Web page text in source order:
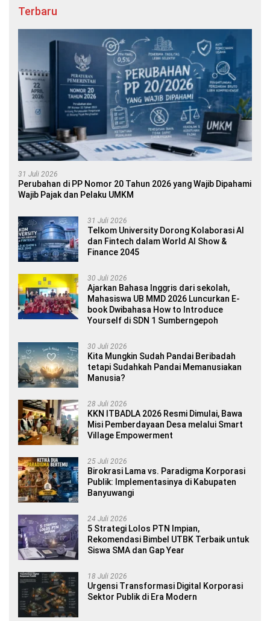
Terbaru
31 Juli 2026
Perubahan di PP Nomor 20 Tahun 2026 yang Wajib Dipahami
Wajib Pajak dan Pelaku UMKM
31 Juli 2026
Telkom University Dorong Kolaborasi AI
dan Fintech dalam World AI Show &
Finance 2045
30 Juli 2026
Ajarkan Bahasa Inggris dari sekolah,
Mahasiswa UB MMD 2026 Luncurkan E-
book Dwibahasa How to Introduce
Yourself di SDN 1 Sumberngepoh
30 Juli 2026
Kita Mungkin Sudah Pandai Beribadah
tetapi Sudahkah Pandai Memanusiakan
Manusia?
28 Juli 2026
KKN ITBADLA 2026 Resmi Dimulai, Bawa
Misi Pemberdayaan Desa melalui Smart
Village Empowerment
25 Juli 2026
Birokrasi Lama vs. Paradigma Korporasi
Publik: Implementasinya di Kabupaten
Banyuwangi
24 Juli 2026
5 Strategi Lolos PTN Impian,
Rekomendasi Bimbel UTBK Terbaik untuk
Siswa SMA dan Gap Year
18 Juli 2026
Urgensi Transformasi Digital Korporasi
Sektor Publik di Era Modern